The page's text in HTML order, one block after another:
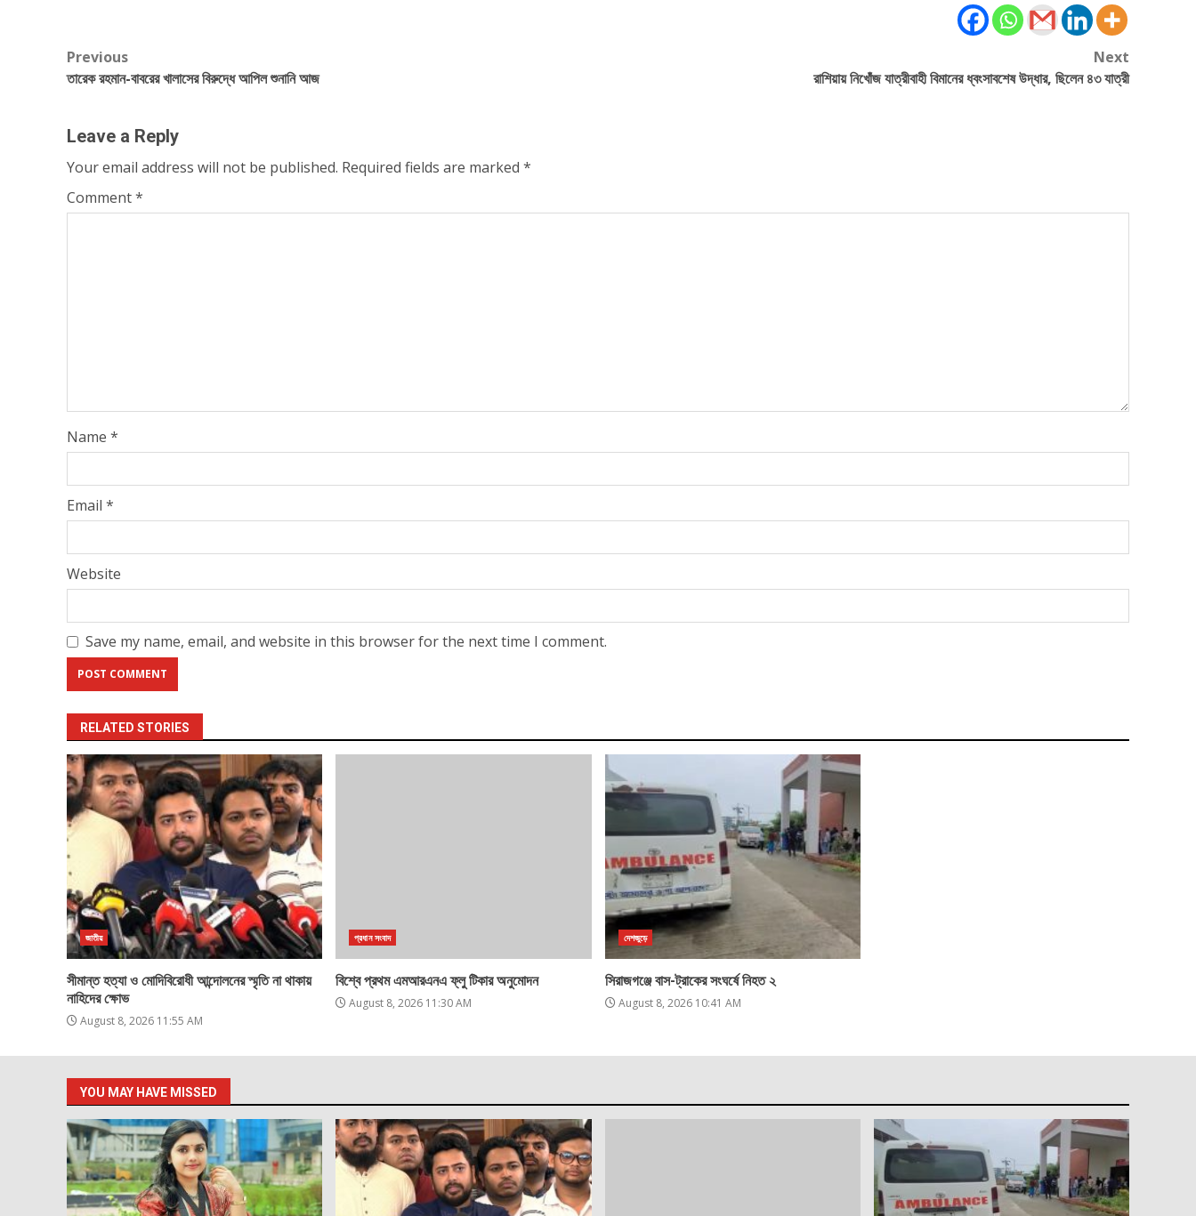
Post
Previous
তারেক রহমান-বাবরের খালাসের বিরুদ্ধে আপিল শুনানি আজ
Next
রাশিয়ায় নিখোঁজ যাত্রীবাহী বিমানের ধ্বংসাবশেষ উদ্ধার, ছিলেন ৪৩ যাত্রী
Leave a Reply
Your email address will not be published. Required fields are marked *
Comment*
Name *
Email *
Website
Save my name, email, and website in this browser for the next time I comment.
RELATED STORIES
জাতীয়
সীমান্ত হত্যা ও মোদিবিরোধী আন্দোলনের স্মৃতি না থাকায়
নাহিদের ক্ষোভ
August 8, 2026 11:55 AM
প্রধান সংবাদ
বিশ্বে প্রথম এমআরএনএ ফ্লু টিকার অনুমোদন
August 8, 2026 11:30 AM
দেশজুড়ে
সিরাজগঞ্জে বাস-ট্রাকের সংঘর্ষে নিহত ২
August 8, 2026 10:41 AM
YOU MAY HAVE MISSED